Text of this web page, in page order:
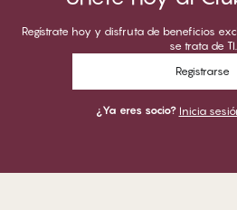
Regístrate hoy y disfruta de beneficios
se trata de TI.
Registrarse
¿Ya eres socio? Inicia